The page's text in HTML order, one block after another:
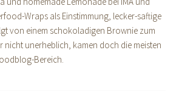
Wraps als Einstimmung, lecker-saftige
von einem schokoladigen Brownie zum
nicht unerheblich, kamen doch die meisten
Bereich.